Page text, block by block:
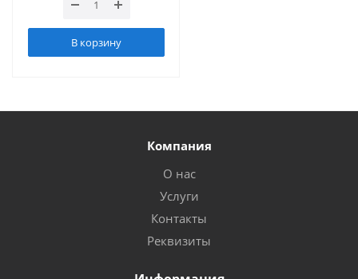
В корзину
Компания
О нас
Услуги
Контакты
Реквизиты